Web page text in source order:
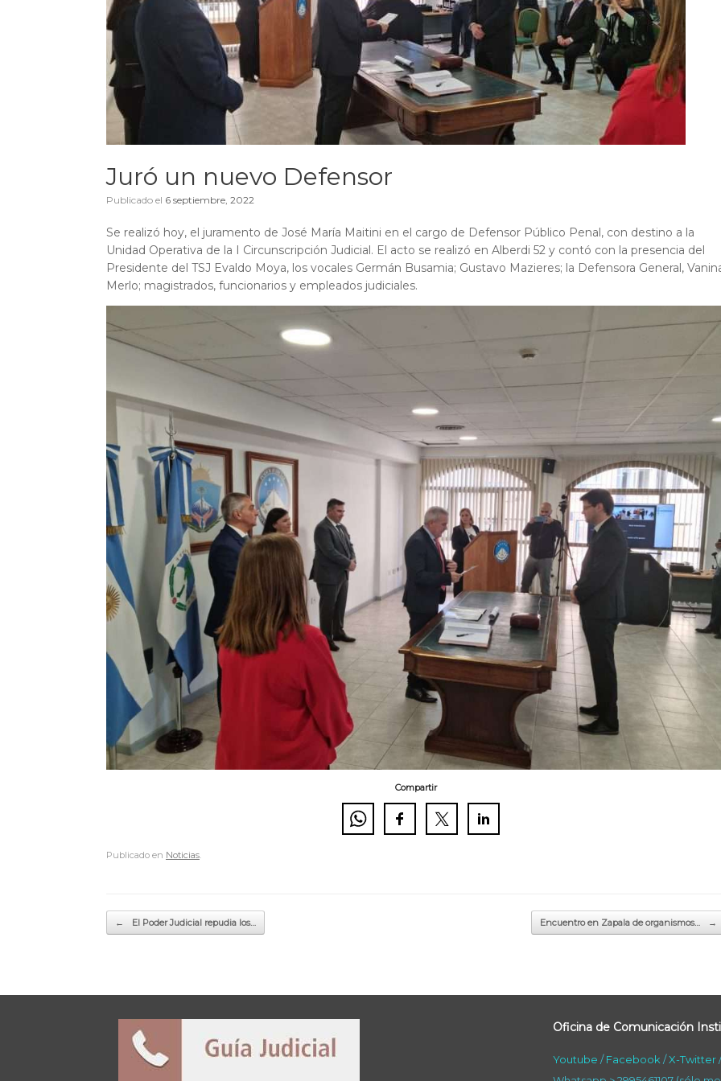
Juró un nuevo Defensor
Publicado el 6 septiembre, 2022
Se realizó hoy, el juramento de José María Maitini en el cargo de Defensor Público Penal, con destino a la
Unidad Operativa de la I Circunscripción Judicial. El acto se realizó en Alberdi 52 y contó con la presencia del
Presidente del TSJ Evaldo Moya, los vocales Germán Busamia; Gustavo Mazieres; la Defensora General,
Merlo; magistrados, funcionarios y empleados judiciales.
Compartir
Publicado en Noticias.
Navegador de artículos
← El Poder Judicial repudia los… Encuentro en Zapala de organismos… →
Oficina de Comunicación
Youtube /Facebook /X-Twitter